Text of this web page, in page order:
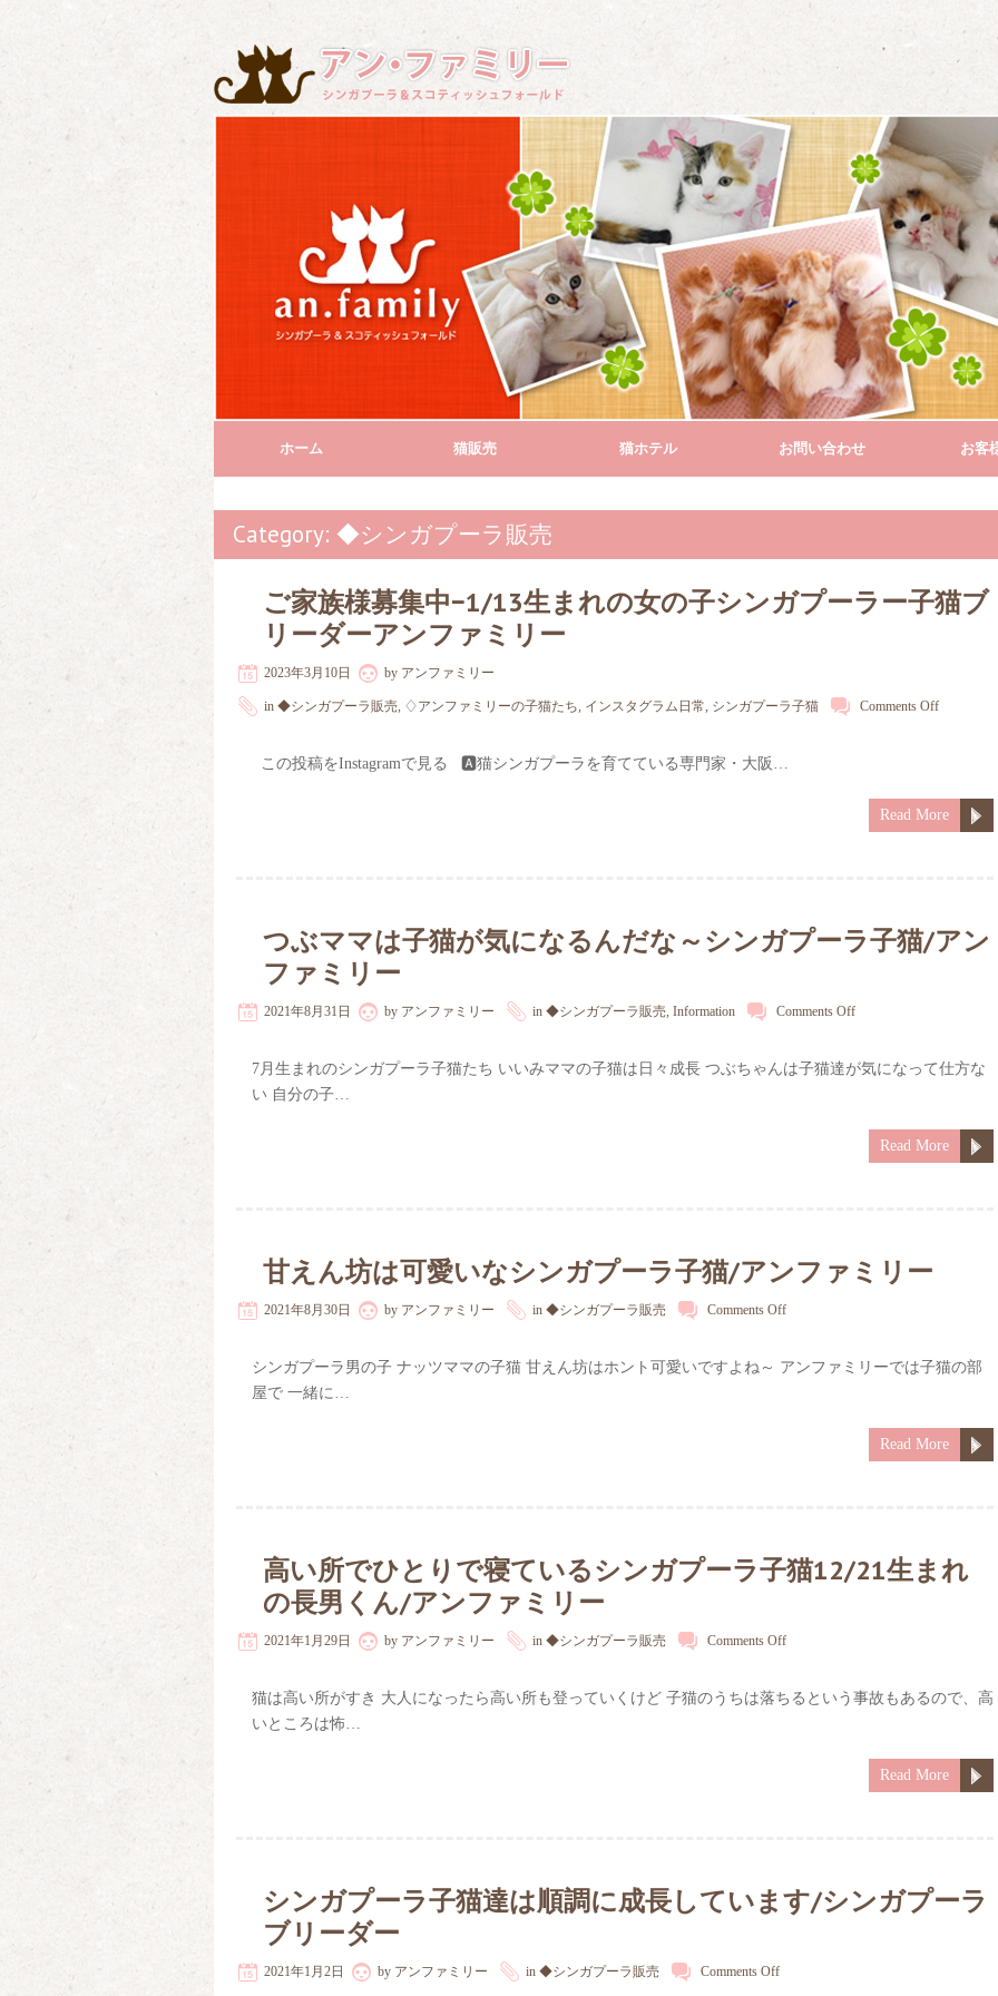
ホーム 猫販売 猫ホテル お問い合わせ お客
Category: ◆シンガプーラ販売
ご家族様募集中−1/13生まれの女の子シンガプーラー子猫ブ
リーダーアンファミリー
2023年3月10日 by アンファミリー
in ◆シンガプーラ販売 ♢アンファミリーの子猫たち インスタグラム日常 シンガプーラ子猫 Comments Off
この投稿をInstagramで見る 🅰️猫シンガプーラを育てている専門家・大阪…
Read More
つぶママは子猫が気になるんだな～シンガプーラ子猫/アン
ファミリー
2021年8月31日 by アンファミリー in ◆シンガプーラ販売 Information Comments Off
7月生まれのシンガプーラ子猫たち いいみママの子猫は日々成長 つぶちゃんは子猫達が気になって仕方な
い 自分の子…
Read More
甘えん坊は可愛いなシンガプーラ子猫/アンファミリー
2021年8月30日 by アンファミリー in ◆シンガプーラ販売 Comments Off
シンガプーラ男の子 ナッツママの子猫 甘えん坊はホント可愛いですよね～ アンファミリーでは子猫の部
屋で 一緒に…
Read More
高い所でひとりで寝ているシンガプーラ子猫12/21生まれ
の長男くん/アンファミリー
2021年1月29日 by アンファミリー in ◆シンガプーラ販売 Comments Off
猫は高い所がすき 大人になったら高い所も登っていくけど 子猫のうちは落ちるという事故もあるので、高
いところは怖…
Read More
シンガプーラ子猫達は順調に成長しています/シンガプーラ
ブリーダー
2021年1月2日 by アンファミリー in ◆シンガプーラ販売 Comments Off